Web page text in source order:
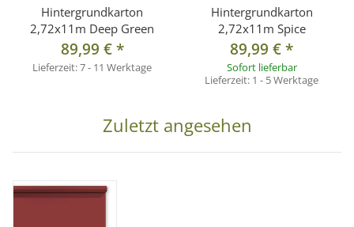
Hintergrundkarton
2,72x11m Deep Green
89,99 €*
Lieferzeit:7 - 11 Werktage
Hintergrundkarton
2,72x11m Spice
89,99 €*
Sofort lieferbar
Lieferzeit: 1 - 5 Werktage
Zuletzt angesehen